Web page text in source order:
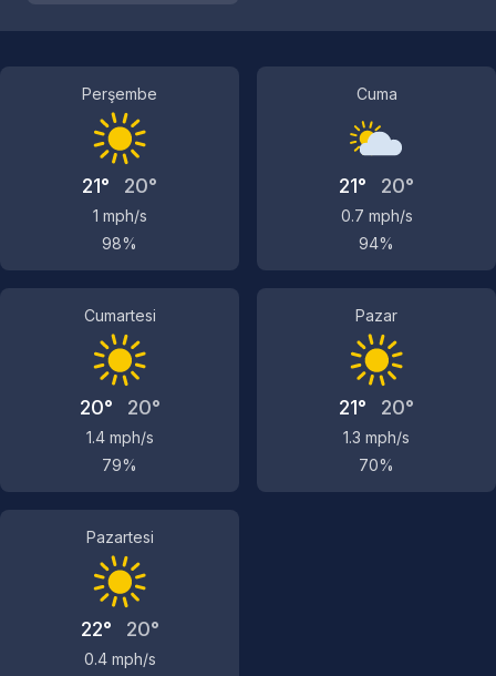
Perşembe
21° 20°
1 mph/s
98%
Cuma
21° 20°
0.7 mph/s
94%
Cumartesi
20° 20°
1.4 mph/s
79%
Pazar
21° 20°
1.3 mph/s
70%
Pazartesi
22° 20°
0.4 mph/s